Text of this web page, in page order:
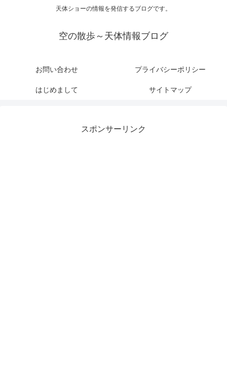
天体ショーの情報を発信するブログです。
空の散歩～天体情報ブログ
お問い合わせ プライバシーポリシー
はじめまして サイトマップ
スポンサーリンク